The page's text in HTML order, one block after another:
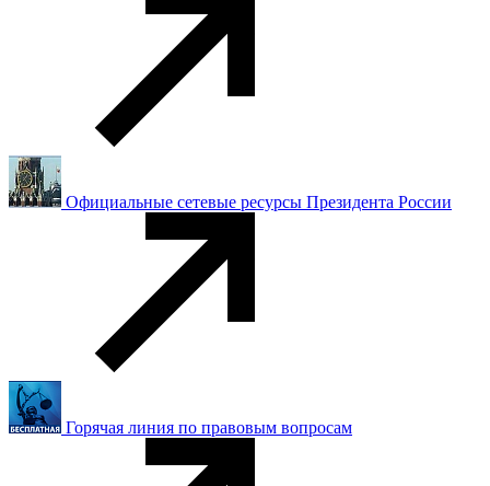
Официальные сетевые ресурсы Президента России
Горячая линия по правовым вопросам